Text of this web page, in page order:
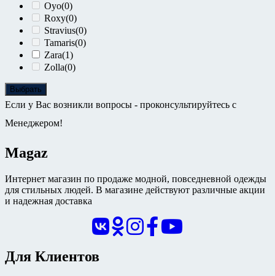
Oyo(0)
Roxy(0)
Stravius(0)
Tamaris(0)
Zara(1)
Zolla(0)
Выбрать
Если у Вас возникли вопросы - проконсультируйтесь с
Менеджером!
Magaz
Интернет магазин по продаже модной, повседневной одежды
для стильных людей. В магазине действуют различные акции
и надежная доставка
Для Клиентов